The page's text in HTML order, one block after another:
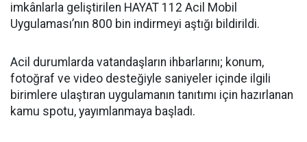
imkânlarla geliştirilen HAYAT 112 Acil Mobil
Uygulaması’nın 800 bin indirmeyi aştığı bildirildi.
Acil durumlarda vatandaşların ihbarlarını; konum,
fotoğraf ve video desteğiyle saniyeler içinde ilgili
birimlere ulaştıran uygulamanın tanıtımı için hazırlanan
kamu spotu, yayımlanmaya başladı.